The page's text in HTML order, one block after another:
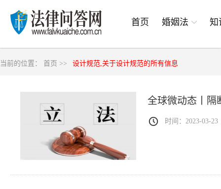
首页 婚姻法 知
当前的位置： 首页 >> 设计规范,关于设计规范的所有信息
全球微动态丨隔
时间：2023-03-23